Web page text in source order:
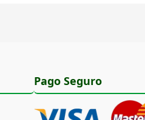
Pago Seguro